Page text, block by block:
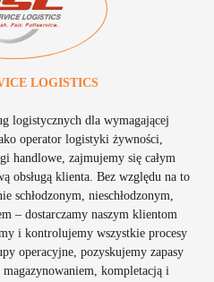
LOGISTICS
logistycznych dla wymagającej
operator logistyki żywności,
handlowe, zajmujemy się całym
obsługą klienta. Bez względu na to
schłodzonym, nieschłodzonym,
– dostarczamy naszym klientom
i kontrolujemy wszystkie procesy
operacyjne, pozyskujemy zapasy
kompletacją i